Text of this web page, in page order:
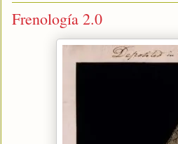
Frenología 2.0